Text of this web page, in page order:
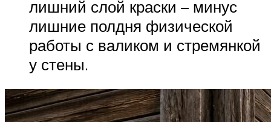
лишний слой краски – минус
лишние полдня физической
работы с валиком и стремянкой
у стены.